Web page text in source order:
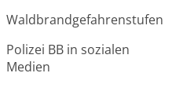
Waldbrandgefahrenstufen
Polizei BB in sozialen
Medien